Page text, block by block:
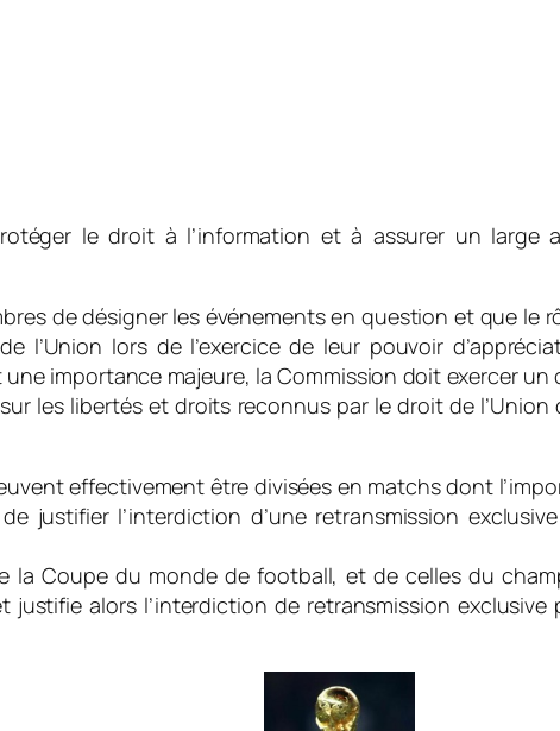
le droit à l’information et à assurer un large
de désigner les événements en question et que le
lors de l’exercice de leur pouvoir
importance majeure, la Commission doit exercer
les libertés et droits reconnus par le droit de
effectivement être divisées en matchs dont
justifier l’interdiction d’une retransmission
la Coupe du monde de football, et de celles du
alors l’interdiction de retransmission exclusive